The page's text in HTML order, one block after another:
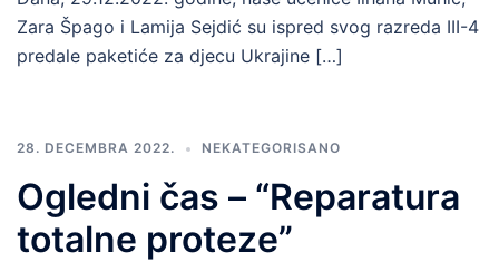
Zara Špago i Lamija Sejdić su ispred svog razreda III-4
predale paketiće za djecu Ukrajine […]
28. DECEMBRA 2022. NEKATEGORISANO
Ogledni čas – “Reparatura
totalne proteze”